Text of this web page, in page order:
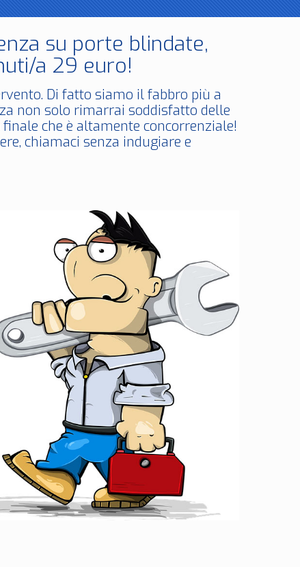
su porte blindate,
a 29 euro!
Di fatto siamo il fabbro più a
non solo rimarrai soddisfatto delle
che è altamente concorrenziale!
chiamaci senza indugiare e